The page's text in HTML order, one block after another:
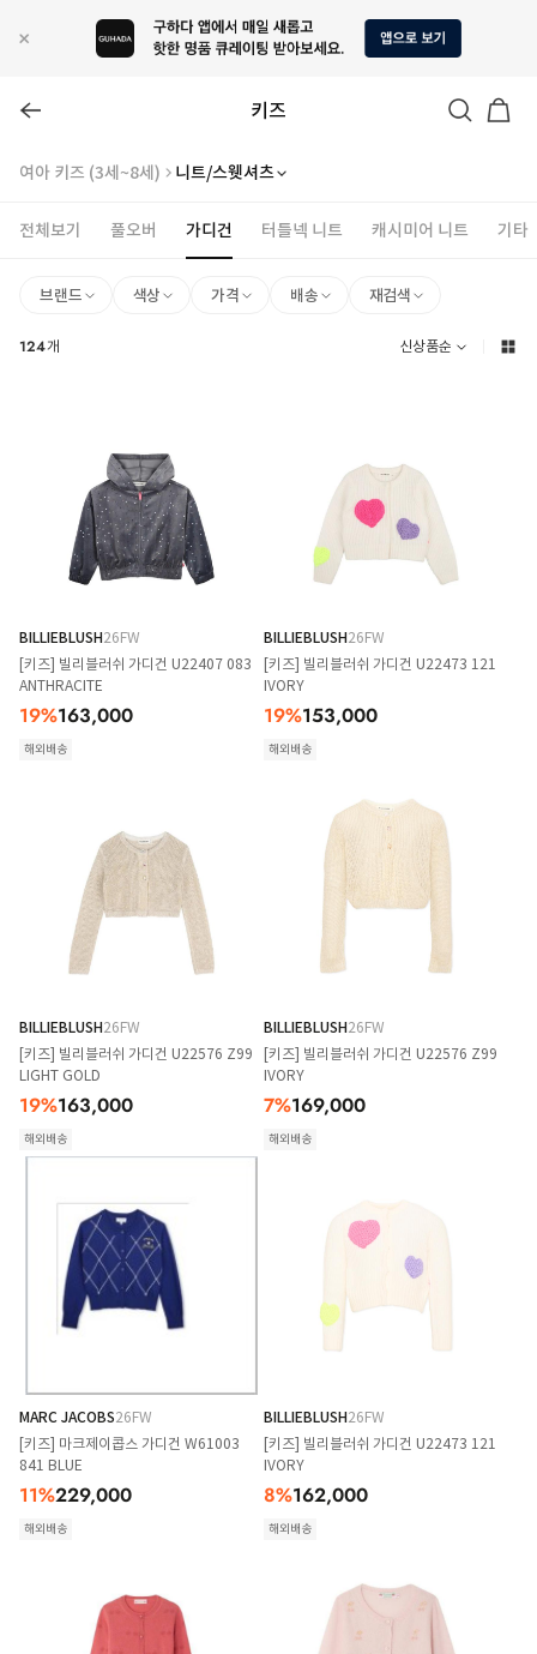
키즈
여아 키즈 (3세~8세) 니트/스웻셔츠
전체보기 풀오버 가디건 터틀넥 니트 캐시미어 니트 기타
브랜드 색상 가격 배송 재검색
124개 신상품순
BILLIEBLUSH26FW
[키즈] 빌리블러쉬 가디건 U22407 083
ANTHRACITE
19%163,000
해외배송
BILLIEBLUSH26FW
[키즈] 빌리블러쉬 가디건 U22473 121
IVORY
19%153,000
해외배송
BILLIEBLUSH26FW
[키즈] 빌리블러쉬 가디건 U22576 Z99
LIGHT GOLD
19%163,000
해외배송
BILLIEBLUSH26FW
[키즈] 빌리블러쉬 가디건 U22576 Z99
IVORY
7%169,000
해외배송
MARC JACOBS26FW
[키즈] 마크제이콥스 가디건 W61003
841 BLUE
11%229,000
해외배송
BILLIEBLUSH26FW
[키즈] 빌리블러쉬 가디건 U22473 121
IVORY
8%162,000
해외배송